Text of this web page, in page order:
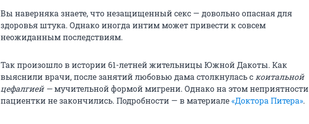
Вы наверняка знаете, что незащищенный секс — довольно опасная для
здоровья штука. Однако иногда интим может привести к совсем
неожиданным последствиям.
Так произошло в истории 61-летней жительницы Южной Дакоты. Как
выяснили врачи, после занятий любовью дама столкнулась с коитальной
цефалгией —мучительной формой мигрени. Однако на этом неприятности
пациентки не закончились. Подробности — в материале«Доктора Питера».